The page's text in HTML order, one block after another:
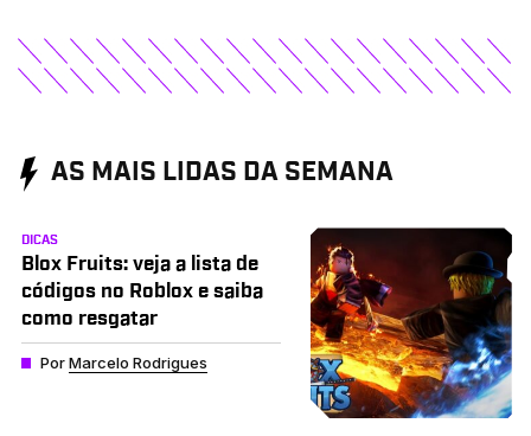
AS MAIS LIDAS DA SEMANA
DICAS
Blox Fruits: veja a lista de
códigos no Roblox e saiba
como resgatar
PorMarcelo Rodrigues